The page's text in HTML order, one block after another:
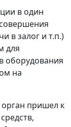
в один
в залог и т.п.)
для
оборудования
на
пришел к